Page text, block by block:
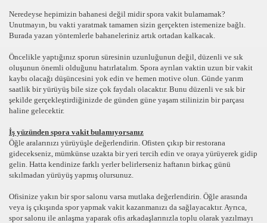
Neredeyse hepimizin bahanesi değil midir spora vakit bulamamak?
Unutmayın, bu vakti yaratmak tamamen sizin gerçekten istemenize bağlı.
Burada yazan yöntemlerle bahaneleriniz artık ortadan kalkacak.
Öncelikle yaptığınız sporun süresinin uzunluğunun değil, düzenli ve sık
oluşunun önemli olduğunu hatırlatalım. Spora ayrılan vaktin uzun bir vakit
kaybı olacağı düşüncesini yok edin ve hemen motive olun. Günde yarım
saatlik bir yürüyüş bile size çok faydalı olacaktır. Bunu düzenli ve sık bir
şekilde gerçekleştirdiğinizde de günden güne yaşam stilinizin bir parçası
haline gelecektir.
İş yüzünden spora vakit bulamıyorsanız
Öğle aralarınızı yürüyüşle değerlendirin. Ofisten çıkıp bir restorana
gidecekseniz, mümkünse uzakta bir yeri tercih edin ve oraya yürüyerek gidip
gelin. Hatta kendinize farklı yerler belirlerseniz haftanın birkaç günü
sıkılmadan yürüyüş yapmış olursunuz.
Ofisinize yakın bir spor salonu varsa mutlaka değerlendirin. Öğle arasında
veya iş çıkışında spor yapmak vakit kazanmanızı da sağlayacaktır. Ayrıca,
spor salonu ile anlaşma yaparak ofis arkadaşlarınızla toplu olarak yazılmayı